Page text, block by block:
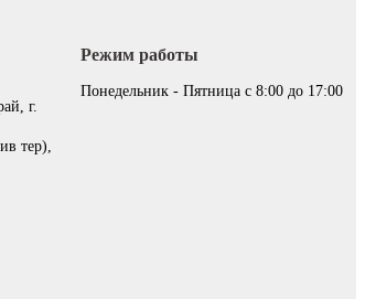
г.
тер),
Режим работы
Понедельник - Пятница с 8:00 до 17:00